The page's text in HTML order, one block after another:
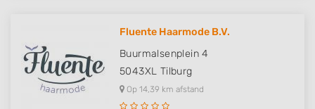
Fluente Haarmode B.V.
Buurmalsenplein 4
5043XL Tilburg
Op 14,39 km afstand